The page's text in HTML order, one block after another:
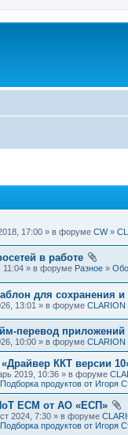
17:00 » в форуме CW»
в работе
11:04 » в форуме Разное » Обо
для сохранения
13:01 » в форуме CLARION
перевод
10:00 » в форуме CLARION
ККТ версии
2019, 10:36 » в форуме
Подборка продуктов от Игоря
ЕСМ от АО «ЕСП»
2024, 7:30 » в форуме
Подборка продуктов от Игоря